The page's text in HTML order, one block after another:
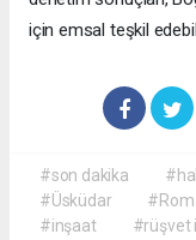
için emsal teşkil
#son dakika
#Üsküdar
#inşaat
#rüşvet